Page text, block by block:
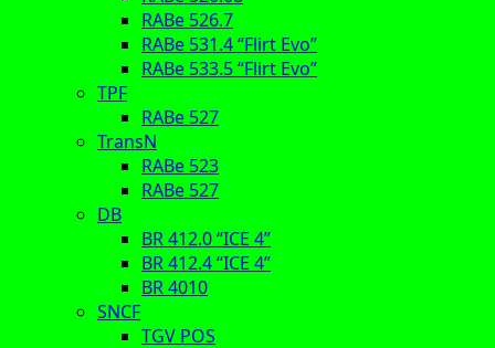
RABe 526.7
RABe 531.4 “Flirt Evo”
RABe 533.5 “Flirt Evo”
TPF
RABe 527
TransN
RABe 523
RABe 527
DB
BR 412.0 “ICE 4”
BR 412.4 “ICE 4”
BR 4010
SNCF
TGV POS